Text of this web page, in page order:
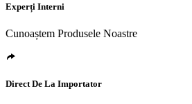
Experți Interni
Cunoaștem Produsele Noastre
Direct De La Importator